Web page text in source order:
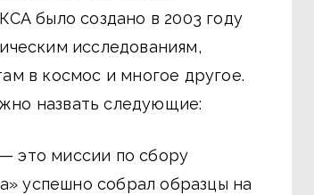
было создано в 2003 году
исследованиям,
в космос и многое другое.
назвать следующие:
— это миссии по сбору
успешно собрал образцы на